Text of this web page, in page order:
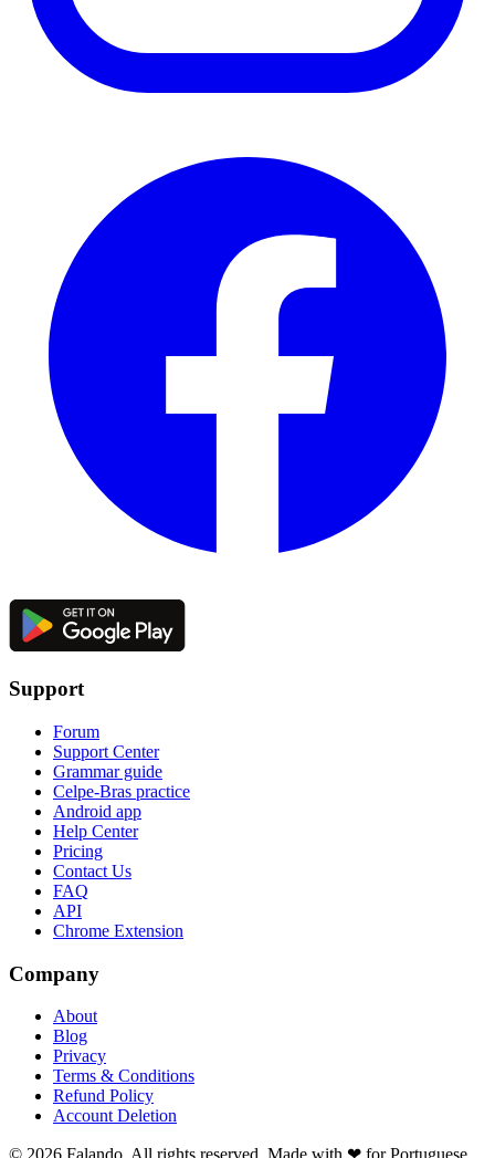
Support
Forum
Support Center
Grammar guide
Celpe-Bras practice
Android app
Help Center
Pricing
Contact Us
FAQ
API
Chrome Extension
Company
About
Blog
Privacy
Terms & Conditions
Refund Policy
Account Deletion